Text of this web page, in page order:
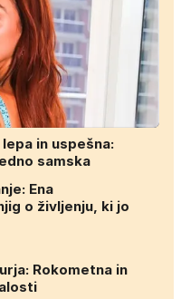
in uspešna:
samska
Ena
o življenju, ki jo
Rokometna in